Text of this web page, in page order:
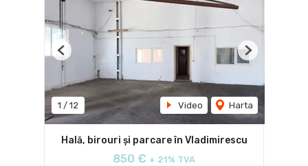
1 / 12 Video Harta
Previous Next
Hală, birouri și parcare în Vladimirescu
850 € + 21% TVA